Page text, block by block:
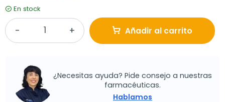
En stock
Añadir al carrito
¿Necesitas ayuda? Pide consejo a nuestras
farmacéuticas.
Hablamos